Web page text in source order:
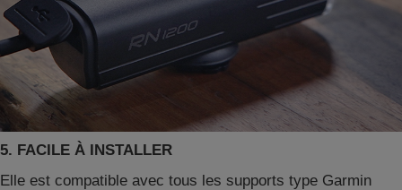
5. FACILE À INSTALLER
Elle est compatible avec tous les supports type Garmin